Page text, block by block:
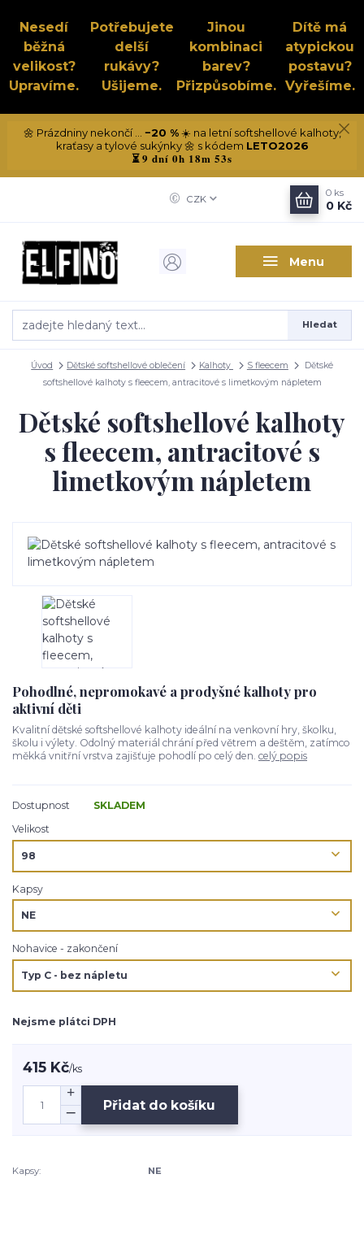
Nesedí
běžná
velikost?
Upravíme.
Potřebujete
delší
rukávy?
Ušijeme.
Jinou
kombinaci
barev?
Přizpůsobíme.
Dítě má
atypickou
postavu?
Vyřešíme.
🌼 Prázdniny nekončí ... −20 %☀️ na letní softshellové kalhoty,
kraťasy a tylové sukýnky 🌼 s kódem LETO2026
⏳9 dní 0h 18m 52s
Menu
CZK
Hledat
0 ks
0 Kč
Úvod Dětské softshellové oblečení Kalhoty S fleecem
Dětské
softshellové kalhoty s fleecem, antracitové s limetkovým nápletem
Dětské softshellové kalhoty
s fleecem, antracitové s
limetkovým nápletem
Pohodlné, nepromokavé a prodyšné kalhoty pro
aktivní děti
Kvalitní dětské softshellové kalhoty ideální na venkovní hry, školku,
školu i výlety. Odolný materiál chrání před větrem a deštěm, zatímco
měkká vnitřní vrstva zajišťuje pohodlí po celý den. celý popis
Dostupnost
SKLADEM
Velikost
Kapsy
Nohavice - zakončení
Nejsme plátci DPH
415 Kč/ks
Přidat do košíku
Kapsy: NE